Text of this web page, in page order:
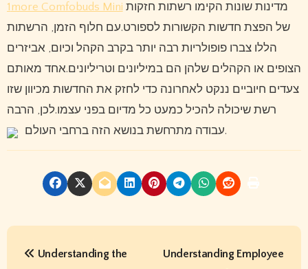
1more Comfobuds Mini
של הפצת חדשות הקשורות לספורט.עם חלוף הזמן, הרשתות
הללו צברו פופולריות רבה יותר בקרב הקהל וכיום, אביזרים
הצופים או הקהלים שלהן הם במיליונים וטריליונים.אחד מאותם
צעדים חיוביים ננקט לאחרונה כדי לחזק את החדשות מכיוון שזו
רשת שיכולה להכיל כמעט כל מדיום בפני עצמו.לכן, הרבה
עבודה מתרחשת בנושא הזה ברחבי העולם.
P
Understanding the
Understanding Employee